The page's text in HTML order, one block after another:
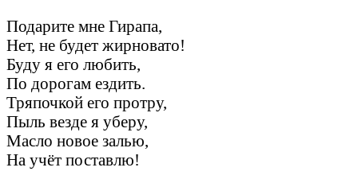
Подарите мне Гирапа,
Нет, не будет жирновато!
Буду я его любить,
По дорогам ездить.
Тряпочкой его протру,
Пыль везде я уберу,
Масло новое залью,
На учёт поставлю!